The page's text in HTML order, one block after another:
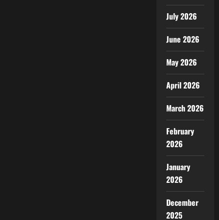
July 2026
June 2026
May 2026
April 2026
March 2026
February
2026
January
2026
December
2025